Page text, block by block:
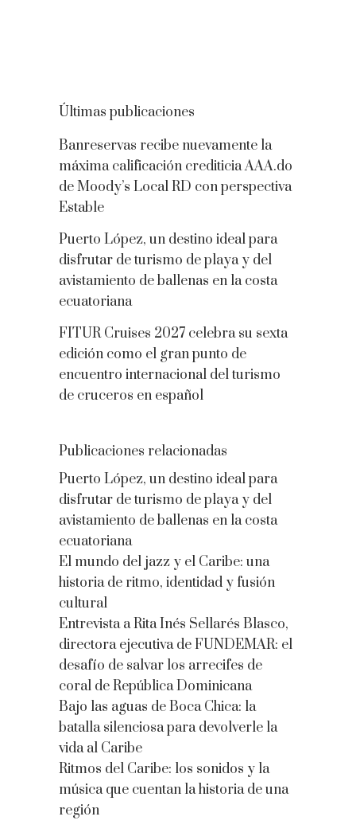
Últimas publicaciones
Banreservas recibe nuevamente la
máxima calificación crediticia AAA.do
de Moody’s Local RD con perspectiva
Estable
Puerto López, un destino ideal para
disfrutar de turismo de playa y del
avistamiento de ballenas en la costa
ecuatoriana
FITUR Cruises 2027 celebra su sexta
edición como el gran punto de
encuentro internacional del turismo
de cruceros en español
Publicaciones relacionadas
Puerto López, un destino ideal para
disfrutar de turismo de playa y del
avistamiento de ballenas en la costa
ecuatoriana
El mundo del jazz y el Caribe: una
historia de ritmo, identidad y fusión
cultural
Entrevista a Rita Inés Sellarés Blasco,
directora ejecutiva de FUNDEMAR: el
desafío de salvar los arrecifes de
coral de República Dominicana
Bajo las aguas de Boca Chica: la
batalla silenciosa para devolverle la
vida al Caribe
Ritmos del Caribe: los sonidos y la
música que cuentan la historia de una
región